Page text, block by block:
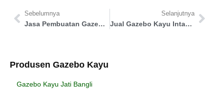
Sebelumnya
Jasa Pembuatan Gazebo Tana Tidung
Selanjutnya
Jual Gazebo Kayu Intan Jaya
Produsen Gazebo Kayu
Gazebo Kayu Jati Bangli